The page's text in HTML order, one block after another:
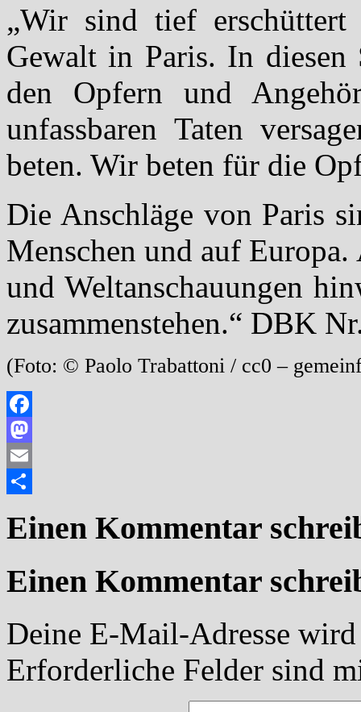
„Wir sind tief
Gewalt in Paris. In diesen
den Opfern und
unfassbaren Taten
beten. Wir beten für die
Die Anschläge von Paris
Menschen und auf
und Weltanschauungen
zusammenstehen.“ DBK
(Foto: © Paolo Trabattoni / cc0 –
Facebook
Mastodon
Email
Einen Kommentar
Einen Kommentar
Deine E-Mail-Adresse
Erforderliche Felder sind